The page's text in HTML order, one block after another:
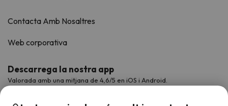
Contacta Amb Nosaltres
Web corporativa
Descarrega la nostra app
Valorada amb una mitjana de 4,6/5 en iOS i Android.